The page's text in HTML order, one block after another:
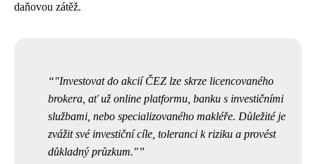
daňovou zátěž.
"Investovat do akcií ČEZ lze skrze licencovaného
brokera, ať už online platformu, banku s investičními
službami, nebo specializovaného makléře. Důležité je
zvážit své investiční cíle, toleranci k riziku a provést
důkladný průzkum."